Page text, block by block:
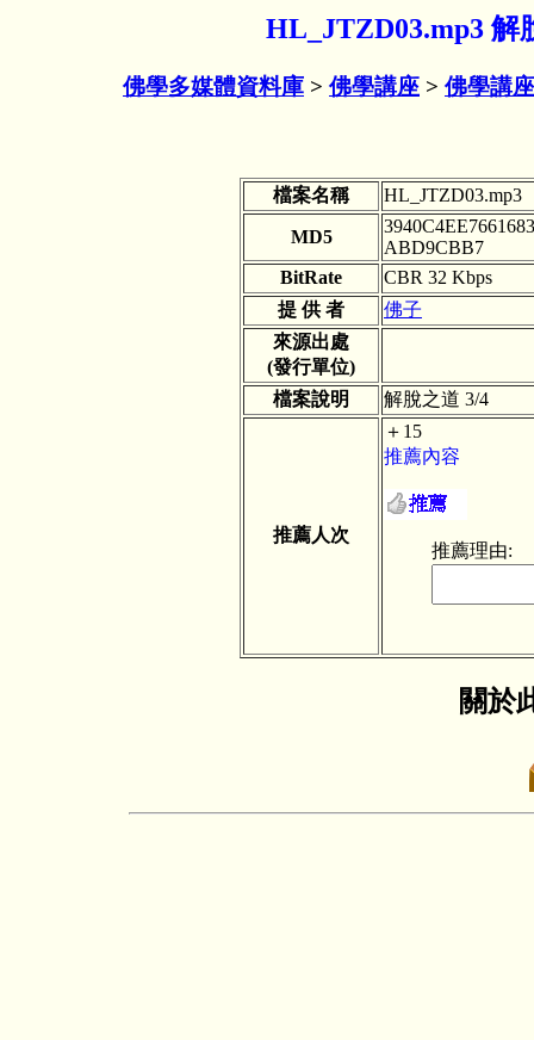
HL_JTZD03.mp3 解
佛學多媒體資料庫 > 佛學講座 > 佛學講
檔案名稱 HL_JTZD03.mp3
MD5
ABD9CBB7
BitRate
CBR 32 Kbps
提 供 者
佛子
來源出處
(發行單位)
檔案說明
解脫之道 3/4
推薦人次
＋15
推薦內容
推薦理由:
關於